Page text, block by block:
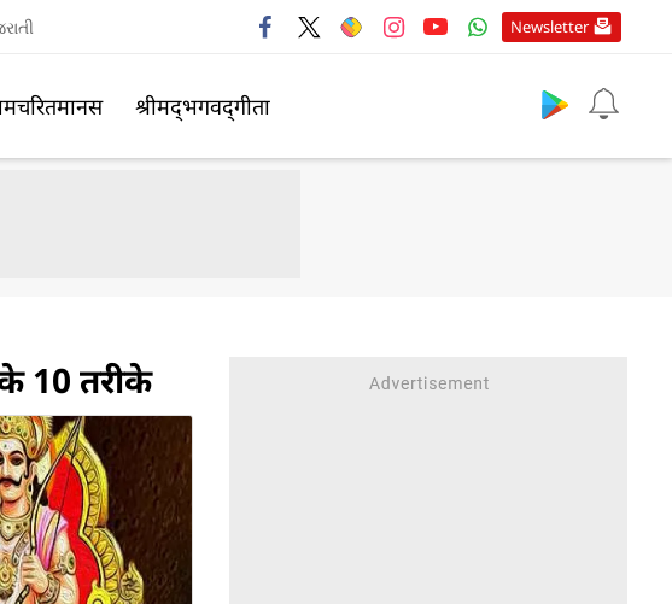
Newsletter
श्रीमद्‍भगवद्‍गीता
10 तरीके